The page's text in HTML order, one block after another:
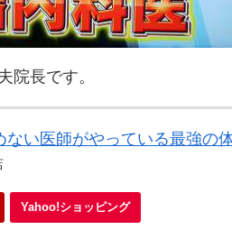
院長です。
ない医師がやっている最強の
Yahoo!ショッピング